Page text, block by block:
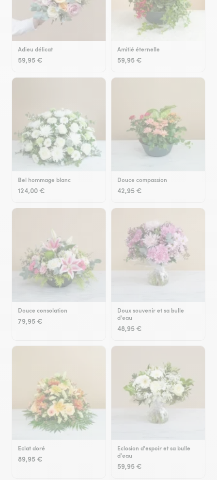
Adieu délicat
59,95 €
Amitié éternelle
59,95 €
Bel hommage blanc
124,00 €
Douce compassion
42,95 €
Douce consolation
79,95 €
Doux souvenir et sa bulle
d'eau
48,95 €
Eclat doré
89,95 €
Eclosion d'espoir et sa bulle
d'eau
59,95 €